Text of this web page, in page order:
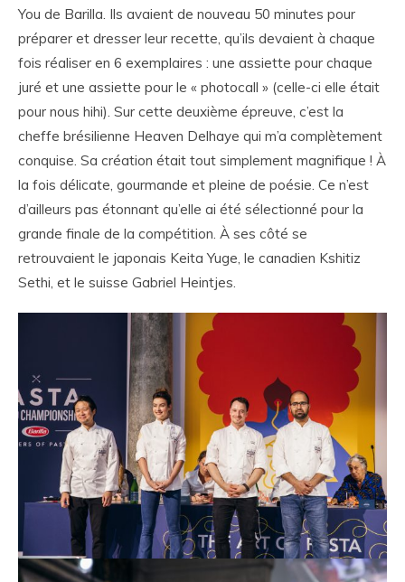
You de Barilla. Ils avaient de nouveau 50 minutes pour
préparer et dresser leur recette, qu’ils devaient à chaque
fois réaliser en 6 exemplaires : une assiette pour chaque
juré et une assiette pour le « photocall » (celle-ci elle était
pour nous hihi). Sur cette deuxième épreuve, c’est la
cheffe brésilienne Heaven Delhaye qui m’a complètement
conquise. Sa création était tout simplement magnifique ! À
la fois délicate, gourmande et pleine de poésie. Ce n’est
d’ailleurs pas étonnant qu’elle ai été sélectionné pour la
grande finale de la compétition. À ses côté se
retrouvaient le japonais Keita Yuge, le canadien Kshitiz
Sethi, et le suisse Gabriel Heintjes.